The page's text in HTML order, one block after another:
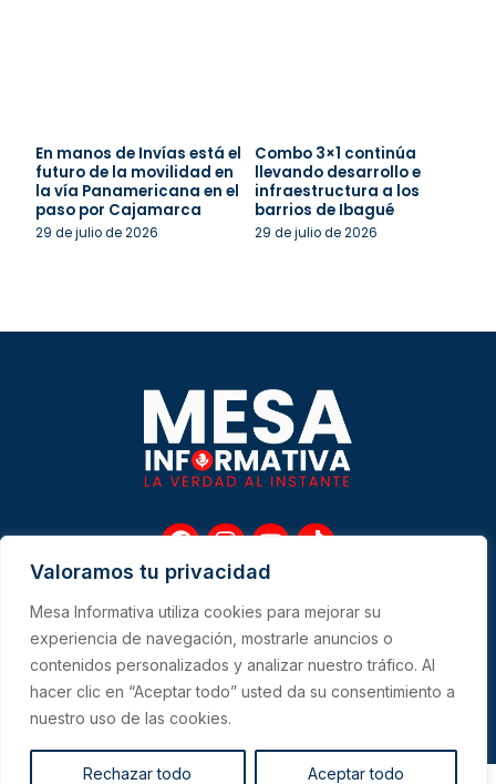
Valoramos tu privacidad
Mesa Informativa utiliza cookies para mejorar su
experiencia de navegación, mostrarle anuncios o
contenidos personalizados y analizar nuestro tráfico. Al
hacer clic en “Aceptar todo” usted da su consentimiento a
nuestro uso de las cookies.
Rechazar todo Aceptar todo
En manos de Invías está el
futuro de la movilidad en
la vía Panamericana en el
paso por Cajamarca
29 de julio de 2026
Combo 3×1 continúa
llevando desarrollo e
infraestructura a los
barrios de Ibagué
29 de julio de 2026
F
a
c
e
b
o
o
k
I
n
s
t
a
g
r
a
m
Y
u
t
u
b
e
T
t
o
k
CONTACTO